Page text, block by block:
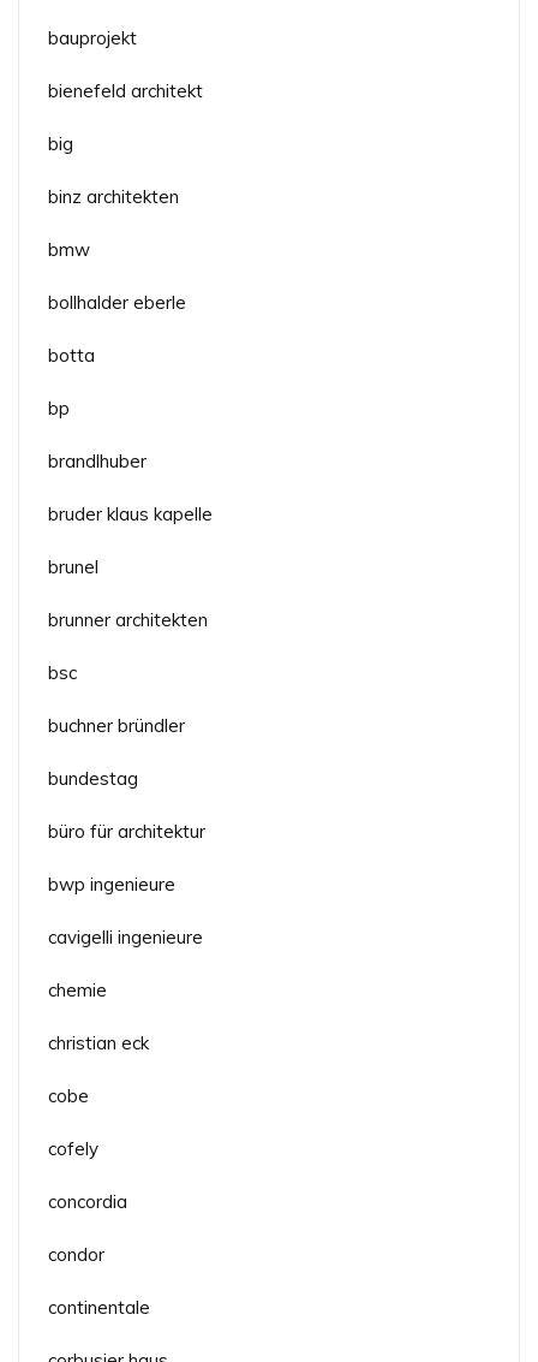
bauprojekt
bienefeld architekt
big
binz architekten
bmw
bollhalder eberle
botta
bp
brandlhuber
bruder klaus kapelle
brunel
brunner architekten
bsc
buchner bründler
bundestag
büro für architektur
bwp ingenieure
cavigelli ingenieure
chemie
christian eck
cobe
cofely
concordia
condor
continentale